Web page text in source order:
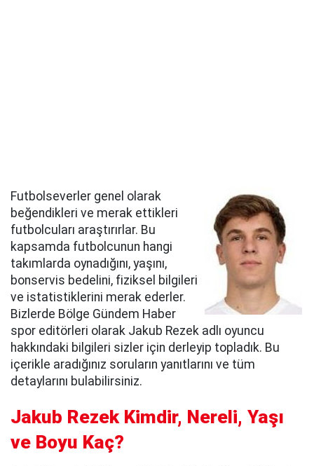
Futbolseverler genel olarak
beğendikleri ve merak ettikleri
futbolcuları araştırırlar. Bu
kapsamda futbolcunun hangi
takımlarda oynadığını, yaşını,
bonservis bedelini, fiziksel bilgileri
ve istatistiklerini merak ederler.
Bizlerde Bölge Gündem Haber
spor editörleri olarak Jakub Rezek adlı oyuncu
hakkındaki bilgileri sizler için derleyip topladık. Bu
içerikle aradığınız soruların yanıtlarını ve tüm
detaylarını bulabilirsiniz.
Jakub Rezek Kimdir, Nereli, Yaşı
ve Boyu Kaç?